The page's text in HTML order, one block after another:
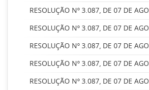
RESOLUÇÃO Nº 3.087, DE 07 DE
RESOLUÇÃO Nº 3.087, DE 07 DE
RESOLUÇÃO Nº 3.087, DE 07 DE
RESOLUÇÃO Nº 3.087, DE 07 DE
RESOLUÇÃO Nº 3.087, DE 07 DE